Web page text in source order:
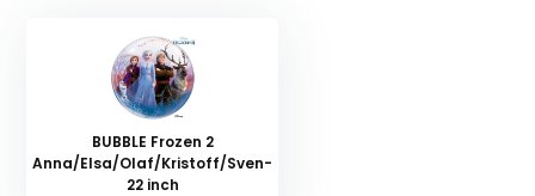
BUBBLE Frozen 2
Anna/Elsa/Olaf/Kristoff/Sven-
22 inch